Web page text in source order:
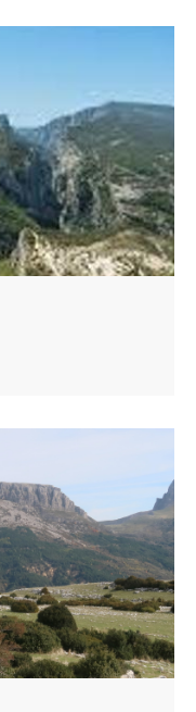
des Préalpes
: des Alpes du
et, par temps
pour les amoureux